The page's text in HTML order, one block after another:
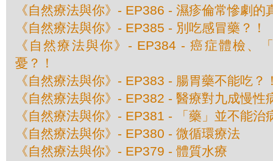
《自然療法與你》- EP386 - 濕疹倫常慘劇的
《自然療法與你》- EP385 - 別吃感冒藥？！
《自然療法與你》- EP384 - 癌症體檢、
憂？！
《自然療法與你》- EP383 - 腸胃藥不能吃？
《自然療法與你》- EP382 - 醫療對九成慢性
《自然療法與你》- EP381 - 「藥」並不能治
《自然療法與你》- EP380 - 微循環療法
《自然療法與你》- EP379 - 體質水療